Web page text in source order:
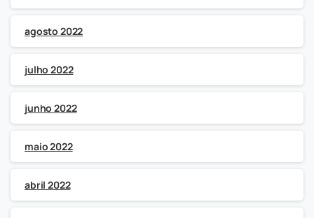
agosto 2022
julho 2022
junho 2022
maio 2022
abril 2022